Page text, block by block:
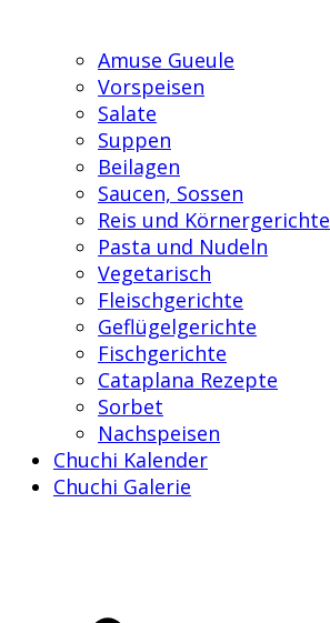
Amuse Gueule
Vorspeisen
Salate
Suppen
Beilagen
Saucen, Sossen
Reis und Körnergerichte
Pasta und Nudeln
Vegetarisch
Fleischgerichte
Geflügelgerichte
Fischgerichte
Cataplana Rezepte
Sorbet
Nachspeisen
Chuchi Kalender
Chuchi Galerie